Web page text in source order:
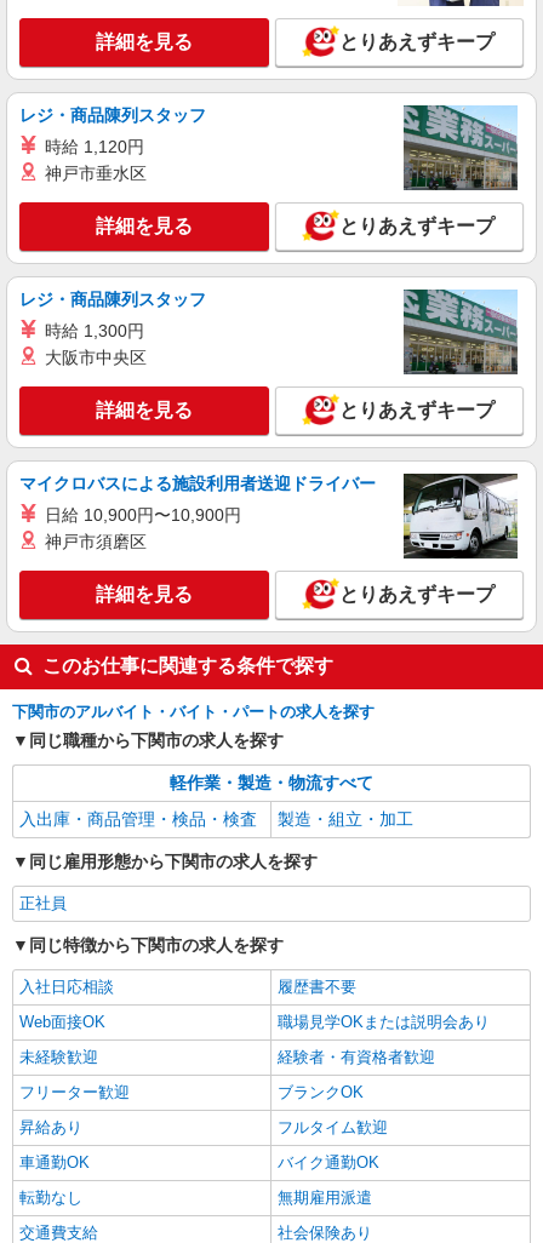
キープ 詳細を見る
詳細を見る とりあえずキープ
レジ・商品陳列スタッフ
時給 1,120円
神戸市垂水区
詳細を見る とりあえずキープ
レジ・商品陳列スタッフ
時給 1,300円
大阪市中央区
詳細を見る とりあえずキープ
マイクロバスによる施設利用者送迎ドライバー
日給 10,900円〜10,900円
神戸市須磨区
詳細を見る とりあえずキープ
このお仕事に関連する条件で探す
下関市のアルバイト・バイト・パートの求人を探す
同じ職種から下関市の求人を探す
軽作業・製造・物流すべて
入出庫・商品管理・検品・検査
製造・組立・加工
同じ雇用形態から下関市の求人を探す
正社員
同じ特徴から下関市の求人を探す
入社日応相談
履歴書不要
Web面接OK
職場見学OKまたは説明会あり
未経験歓迎
経験者・有資格者歓迎
フリーター歓迎
ブランクOK
昇給あり
フルタイム歓迎
車通勤OK
バイク通勤OK
転勤なし
無期雇用派遣
交通費支給
社会保険あり